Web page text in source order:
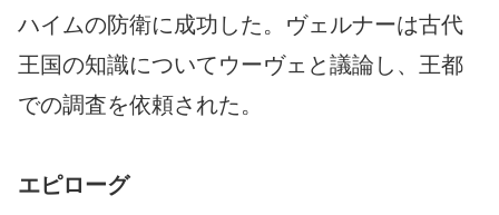
ハイムの防衛に成功した。ヴェルナーは古代
王国の知識についてウーヴェと議論し、王都
での調査を依頼された。
エピローグ